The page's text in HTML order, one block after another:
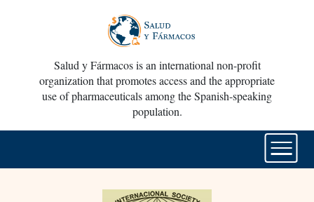
Salud y Fármacos is an international non-profit
organization that promotes access and the appropriate
use of pharmaceuticals among the Spanish-speaking
population.